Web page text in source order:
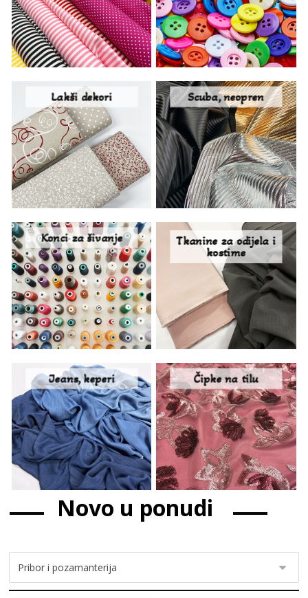
Lakši dekori
Konci za šivanje
Jeans, keperi
Scuba, neopren
Tkanine za odijela i
kostime
Čipke na tilu
Novo u ponudi